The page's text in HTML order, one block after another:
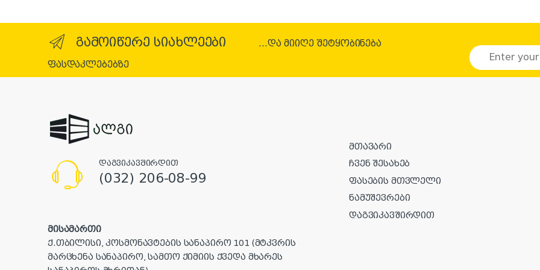
გამოიწერე სიახლეები
...და მიიღე შეტყობინება
ფასდაკლებებზე
E
m
დაგვიკავშირდით
(032) 206-08-99
მისამართი
ქ.თბილისი, კოსმონავტების სანაპირო 101 (მტკვრის
მარცხენა სანაპირო, სამთო ქიმიის ქვედა მხარეს
მთავარი
ჩვენ შესახებ
ფასების მთვლელი
ნამუშევრები
დაგვიკავშირდით